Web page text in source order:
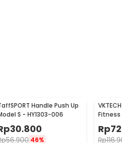
Handle Push Up
S - HY1303-006
30.800
56.900 46%
Fitness
Rp
Rp